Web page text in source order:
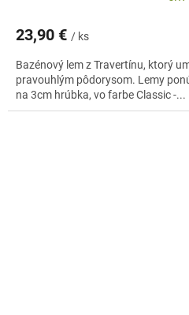
23,90 € / ks
Bazénový lem z Travertínu, ktorý
pravouhlým pôdorysom. Lemy
na 3cm hrúbka, vo farbe Classic -...